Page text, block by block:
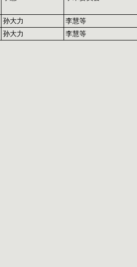
孙大力 李慧等
孙大力 李慧等